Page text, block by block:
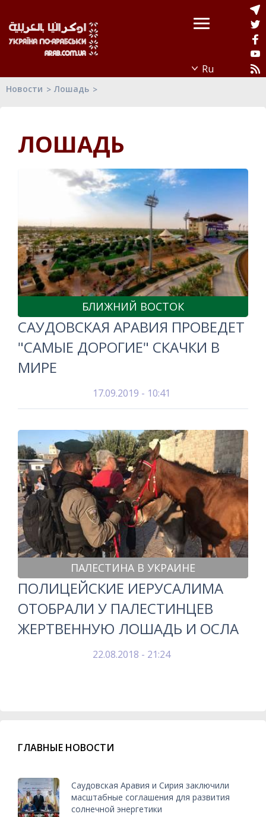
Новости Лошадь
ЛОШАДЬ
БЛИЖНИЙ ВОСТОК
САУДОВСКАЯ АРАВИЯ ПРОВЕДЕТ
"САМЫЕ ДОРОГИЕ" СКАЧКИ В
МИРЕ
17.09.2019 - 10:41
ПАЛЕСТИНА В УКРАИНЕ
ПОЛИЦЕЙСКИЕ ИЕРУСАЛИМА
ОТОБРАЛИ У ПАЛЕСТИНЦЕВ
ЖЕРТВЕННУЮ ЛОШАДЬ И ОСЛА
22.08.2018 - 21:24
ГЛАВНЫЕ НОВОСТИ
Саудовская Аравия и Сирия заключили
масштабные соглашения для развития
солнечной энергетики